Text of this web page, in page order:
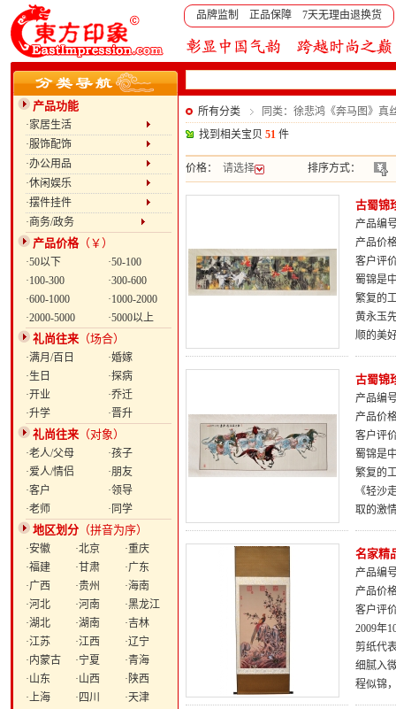
品牌监制 正品保障 7天无理由退换货
产品功能
·家居生活
·服饰配饰
·办公用品
·休闲娱乐
·摆件挂件
·商务/政务
产品价格（￥）
·50以下
·50-100
·100-300
·300-600
·600-1000
·1000-2000
·2000-5000
·5000以上
礼尚往来 （场合）
·满月/百日
·婚嫁
·生日
·探病
·开业
·乔迁
·升学
·晋升
礼尚往来 （对象）
·老人/父母
·孩子
·爱人/情侣
·朋友
·客户
·领导
·老师
·同学
地区划分 （拼音为序）
·安徽 ·北京
·重庆
·福建
·甘肃
·广东
·广西
·贵州
·海南
·河北
·河南
·黑龙江
·湖北
·湖南
·吉林
·江苏
·江西
·辽宁
·内蒙古
·宁夏
·青海
·山东
·山西
·陕西
·上海
·四川
·天津
所有分类
同类：徐悲鸿《奔马图》真
找到相关宝贝 51 件
价格： 请选择 排序方式：
古蜀锦
产品编
产品价
客户评
蜀锦是
繁复的
黄永玉
顺的美
古蜀锦
产品编
产品价
客户评
蜀锦是
繁复的
《轻沙
取的激
名家精
产品编
产品价
客户评
2009年
剪纸代
细腻入
程似锦